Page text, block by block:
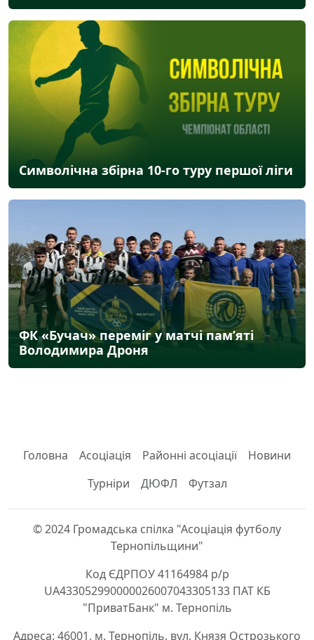
Символічна збірна 10-го туру першої ліги
ФК «Бучач» переміг у матчі пам’яті
Володимира Дроня
Головна Асоціація Районні асоціації
Новини
Турніри
ДЮФЛ Футзал
© 2024 Громадська спілка "Асоціація футболу
Тернопільщини"
Код ЄДРПОУ 41164984 р/р
UA433052990000026007043305133 ПАТ КБ
"ПриватБанк" м. Тернопіль
Адреса: 46001, м. Тернопіль, вул. Князя Острозького